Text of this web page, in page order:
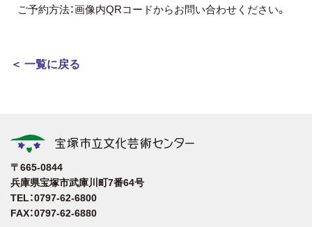
ご予約方法：画像内QRコードからお問い合わせください。
＜ 一覧に戻る
〒665-0844
兵庫県宝塚市武庫川町7番64号
TEL：0797-62-6800
FAX：0797-62-6880